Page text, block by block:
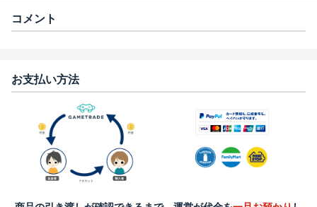
コメント
お支払い方法